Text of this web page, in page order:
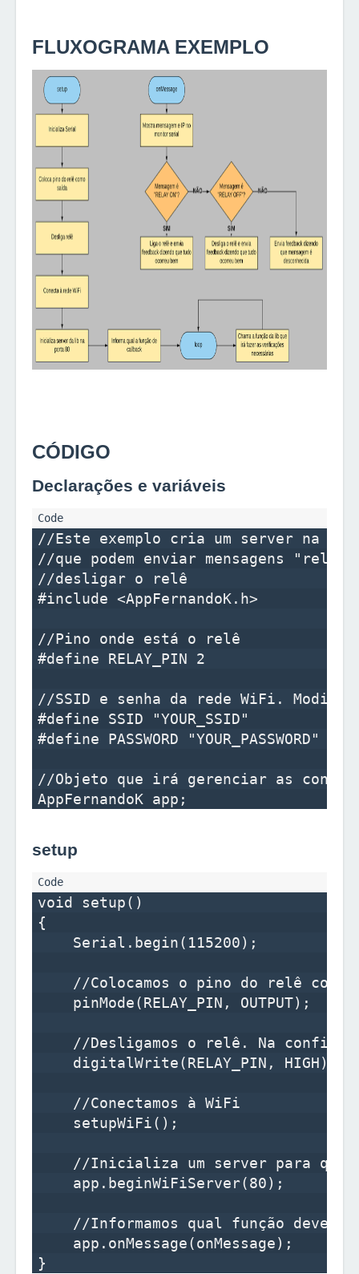
FLUXOGRAMA EXEMPLO
CÓDIGO
Declarações e variáveis
//Este exemplo cria um server na
//que podem enviar mensagens
//desligar o relê
#include <AppFernandoK.h>
//Pino onde está o relê
#define RELAY_PIN 2
//SSID e senha da rede WiFi.
#define SSID "YOUR_SSID"
#define PASSWORD "YOUR_PASSWORD"
//Objeto que irá gerenciar as
setup
void setup()
{
    Serial.begin(115200);
//Colocamos o pino do relê como
    pinMode(RELAY_PIN, OUTPUT);
//Desligamos o relê. Na
    digitalWrite(RELAY_PIN, HIGH);
    //Conectamos à WiFi
    setupWiFi();
//Inicializa um server para que
    app.beginWiFiServer(80);
//Informamos qual função deverá
    app.onMessage(onMessage);